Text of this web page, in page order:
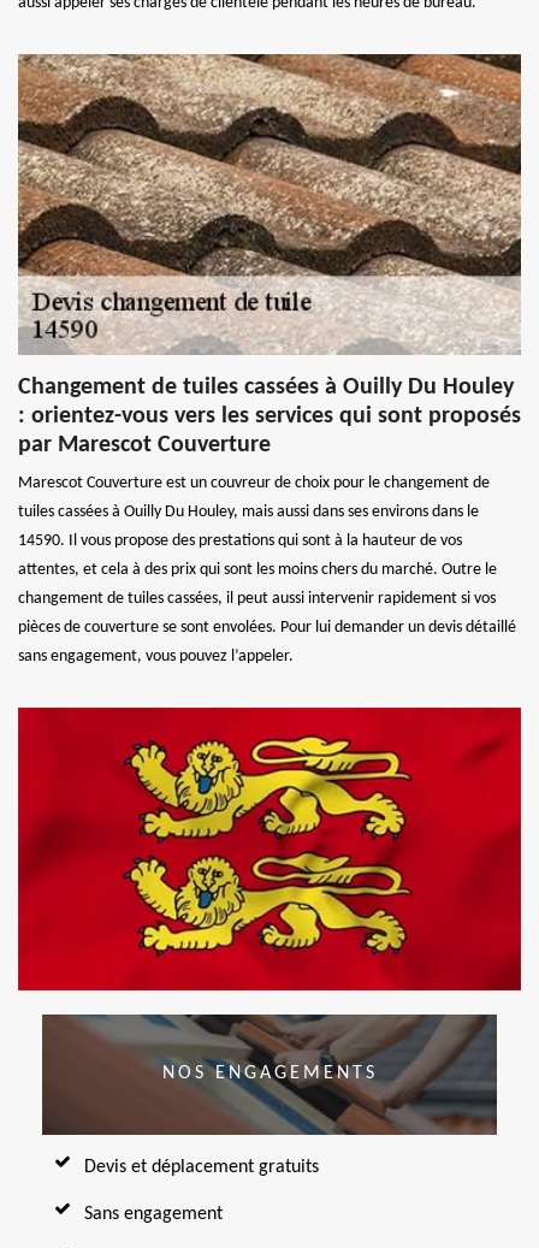
Changement de tuiles cassées à Ouilly Du Houley
: orientez-vous vers les services qui sont proposés
par Marescot Couverture
Marescot Couverture est un couvreur de choix pour le changement de
tuiles cassées à Ouilly Du Houley, mais aussi dans ses environs dans le
14590. Il vous propose des prestations qui sont à la hauteur de vos
attentes, et cela à des prix qui sont les moins chers du marché. Outre le
changement de tuiles cassées, il peut aussi intervenir rapidement si vos
pièces de couverture se sont envolées. Pour lui demander un devis détaillé
sans engagement, vous pouvez l’appeler.
NOS ENGAGEMENTS
Devis et déplacement gratuits
Sans engagement